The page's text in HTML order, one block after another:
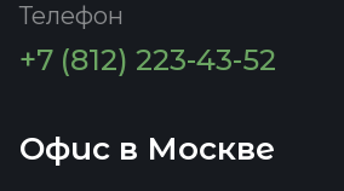
Телефон
+7 (812) 223-43-52
Офис в Москве